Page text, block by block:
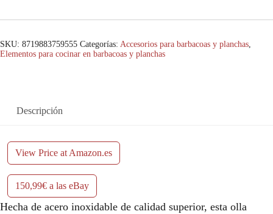
SKU: 8719883759555 Categorías: Accesorios para barbacoas y planchas,
Elementos para cocinar en barbacoas y planchas
Descripción
View Price at Amazon.es
150,99€ a las eBay
Hecha de acero inoxidable de calidad superior, esta olla